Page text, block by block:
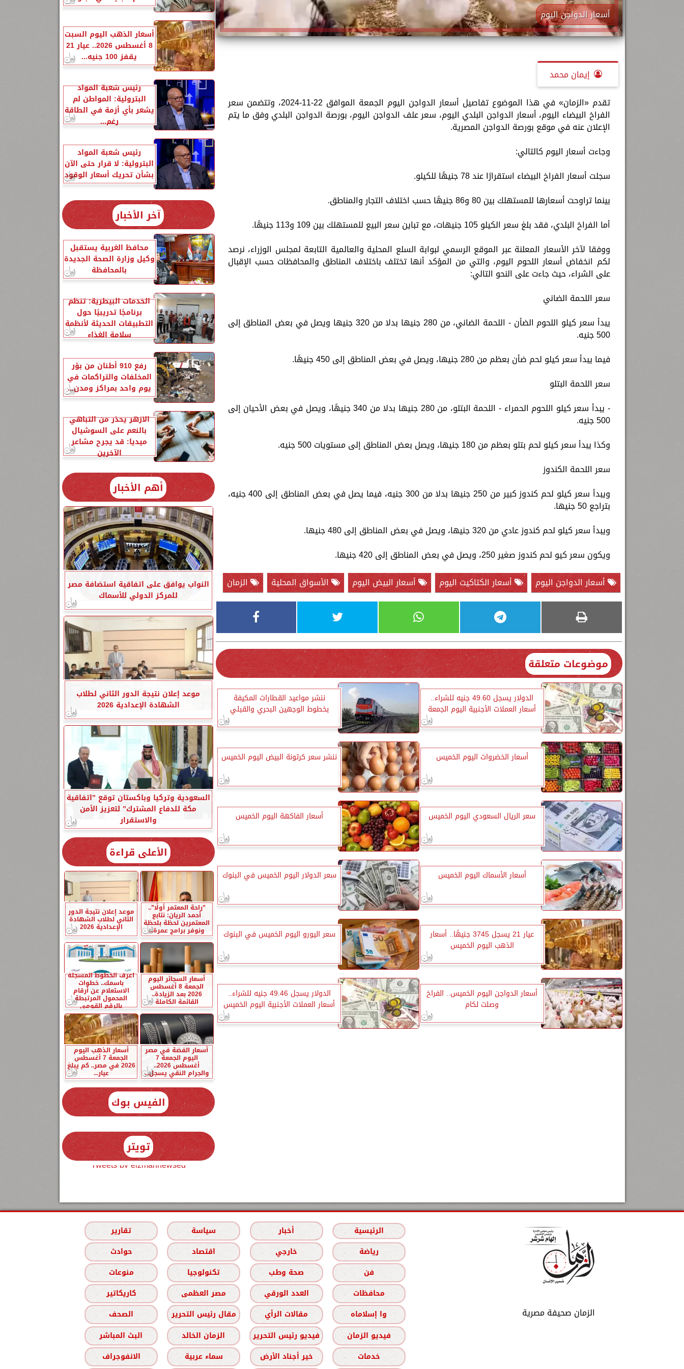
أسعار الدواجن اليوم
إيمان محمد
تقدم «الزمان» في هذا الموضوع تفاصيل أسعار الدواجن اليوم الجمعة الموافق 22-11-2024، وتتضمن سعر
الفراخ البيضاء اليوم، أسعار الدواجن البلدي اليوم، سعر علف الدواجن اليوم، بورصة الدواجن البلدي وفق ما يتم
الإعلان عنه في موقع بورصة الدواجن المصرية.
وجاءت أسعار اليوم كالتالي:
سجلت أسعار الفراخ البيضاء استقرارًا عند 78 جنيهًا للكيلو.
بينما تراوحت أسعارها للمستهلك بين 80 و86 جنيهًا حسب اختلاف التجار والمناطق.
أما الفراخ البلدي، فقد بلغ سعر الكيلو 105 جنيهات، مع تباين سعر البيع للمستهلك بين 109 و113 جنيهًا.
ووفقا لآخر الأسعار المعلنة عبر الموقع الرسمي لبوابة السلع المحلية والعالمية التابعة لمجلس الوزراء، نرصد
لكم انخفاض أسعار اللحوم اليوم، والتي من المؤكد أنها تختلف باختلاف المناطق والمحافظات حسب الإقبال
على الشراء، حيث جاءت على النحو التالي:
سعر اللحمة الضاني
يبدأ سعر كيلو اللحوم الضأن - اللحمة الضاني، من 280 جنيها بدلا من 320 جنيها ويصل في بعض المناطق إلى
500 جنيه.
فيما يبدأ سعر كيلو لحم ضأن بعظم من 280 جنيها، ويصل في بعض المناطق إلى 450 جنيهًا.
سعر اللحمة البتلو
- يبدأ سعر كيلو اللحوم الحمراء - اللحمة البتلو، من 280 جنيها بدلا من 340 جنيهًا، ويصل في بعض الأحيان إلى
500 جنيه.
وكذا يبدأ سعر كيلو لحم بتلو بعظم من 180 جنيها، ويصل بعض المناطق إلى مستويات 500 جنيه.
سعر اللحمة الكندوز
ويبدأ سعر كيلو لحم كندوز كبير من 250 جنيها بدلا من 300 جنيه، فيما يصل في بعض المناطق إلى 400 جنيه،
بتراجع 50 جنيها.
ويبدأ سعر كيلو لحم كندوز عادي من 320 جنيها، ويصل في بعض المناطق إلى 480 جنيها.
ويكون سعر كيو لحم كندوز صغير 250، ويصل في بعض المناطق إلى 420 جنيها.
أسعار الدواجن اليوم
أسعار الكتاكيت اليوم أسعار البيض اليوم الأسواق المحلية الزمان
موضوعات متعلقة
الدولار يسجل 49.60 جنيه للشراء..
أسعار العملات الأجنبية اليوم الجمعة
ننشر مواعيد القطارات المكيفة
بخطوط الوجهين البحري والقبلي
أسعار الخضروات اليوم الخميس ننشر سعر كرتونة البيض اليوم الخميس
سعر الريال السعودي اليوم الخميس أسعار الفاكهة اليوم الخميس
أسعار الأسماك اليوم الخميس سعر الدولار اليوم الخميس في البنوك
عيار 21 يسجل 3745 جنيهًا.. أسعار
الذهب اليوم الخميس
سعر اليورو اليوم الخميس في البنوك
أسعار الدواجن اليوم الخميس.. الفراخ
وصلت لكام
الدولار يسجل 49.46 جنيه للشراء..
أسعار العملات الأجنبية اليوم الخميس
أسعار الذهب اليوم السبت
8 أغسطس 2026.. عيار 21
يقفز 100 جنيه...
رئيس شعبة المواد
البترولية: المواطن لم
يشعر بأي أزمة في الطاقة
رغم...
رئيس شعبة المواد
البترولية: لا قرار حتى الآن
بشأن تحريك أسعار الوقود
آخر الأخبار
محافظ الغربية يستقبل
وكيل وزارة الصحة الجديدة
بالمحافظة
الخدمات البيطرية: تنظم
برنامجًا تدريبيًا حول
التطبيقات الحديثة لأنظمة
سلامة الغذاء
رفع 910 أطنان من بؤر
المخلفات والتراكمات في
يوم واحد بمراكز ومدن...
الأزهر يحذر من التباهي
بالنعم على السوشيال
ميديا: قد يجرح مشاعر
الآخرين
أهم الأخبار
النواب يوافق على اتفاقية استضافة مصر
للمركز الدولي للأسماك
موعد إعلان نتيجة الدور الثاني لطلاب
الشهادة الإعدادية 2026
السعودية وتركيا وباكستان توقع ”اتفاقية
مكة للدفاع المشترك” لتعزيز الأمن
والاستقرار
الأعلى قراءة
”راحة المعتمر أولًا”..
أحمد الريان: نتابع
المعتمرين لحظة بلحظة
ونوفر برامج عمرة...
موعد إعلان نتيجة الدور
الثاني لطلاب الشهادة
الإعدادية 2026
أسعار السجائر اليوم
الجمعة 8 أغسطس
2026 بعد الزيادة..
القائمة الكاملة
اعرف الخطوط المسجلة
باسمك.. خطوات
الاستعلام عن أرقام
المحمول المرتبطة
بالرقم القومي
أسعار الفضة في مصر
اليوم الجمعة 7
أغسطس 2026..
والجرام النقي يسجل...
أسعار الذهب اليوم
الجمعة 7 أغسطس
2026 في مصر.. كم يبلغ
عيار...
الفيس بوك
تويتر
Tweets by elzmannewseg
الزمان صحيفة مصرية
الرئيسية أخبار سياسة
تقارير
رياضة
خارجي اقتصاد
حوادث
فن
صحة وطب تكنولوجيا
منوعات
محافظات
العدد الورقي مصر العظمى
كاريكاتير
وا إسلاماه
مقالات الرأي مقال رئيس التحرير
الصحف
فيديو الزمان
فيديو رئيس التحرير الزمان الخالد
البث المباشر
خدمات
خير أجناد الأرض سماء عربية الانفوجراف